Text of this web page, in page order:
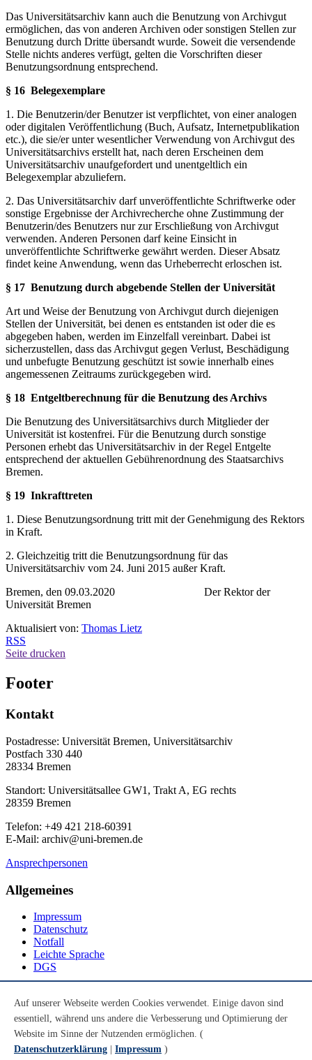
Das Universitätsarchiv kann auch die Benutzung von Archivgut
ermöglichen, das von anderen Archiven oder sonstigen Stellen zur
Benutzung durch Dritte übersandt wurde. Soweit die versendende
Stelle nichts anderes verfügt, gelten die Vorschriften dieser
Benutzungsordnung entsprechend.
§ 16 Belegexemplare
1. Die Benutzerin/der Benutzer ist verpflichtet, von einer analogen
oder digitalen Veröffentlichung (Buch, Aufsatz, Internetpublikation
etc.), die sie/er unter wesentlicher Verwendung von Archivgut des
Universitätsarchivs erstellt hat, nach deren Erscheinen dem
Universitätsarchiv unaufgefordert und unentgeltlich ein
Belegexemplar abzuliefern.
2. Das Universitätsarchiv darf unveröffentlichte Schriftwerke oder
sonstige Ergebnisse der Archivrecherche ohne Zustimmung der
Benutzerin/des Benutzers nur zur Erschließung von Archivgut
verwenden. Anderen Personen darf keine Einsicht in
unveröffentlichte Schriftwerke gewährt werden. Dieser Absatz
findet keine Anwendung, wenn das Urheberrecht erloschen ist.
§ 17 Benutzung durch abgebende Stellen der Universität
Art und Weise der Benutzung von Archivgut durch diejenigen
Stellen der Universität, bei denen es entstanden ist oder die es
abgegeben haben, werden im Einzelfall vereinbart. Dabei ist
sicherzustellen, dass das Archivgut gegen Verlust, Beschädigung
und unbefugte Benutzung geschützt ist sowie innerhalb eines
angemessenen Zeitraums zurückgegeben wird.
§ 18 Entgeltberechnung für die Benutzung des Archivs
Die Benutzung des Universitätsarchivs durch Mitglieder der
Universität ist kostenfrei. Für die Benutzung durch sonstige
Personen erhebt das Universitätsarchiv in der Regel Entgelte
entsprechend der aktuellen Gebührenordnung des Staatsarchivs
Bremen.
§ 19 Inkrafttreten
1. Diese Benutzungsordnung tritt mit der Genehmigung des Rektors
in Kraft.
2. Gleichzeitig tritt die Benutzungsordnung für das
Universitätsarchiv vom 24. Juni 2015 außer Kraft.
Bremen, den 09.03.2020 Der Rektor der
Universität Bremen
Aktualisiert von: Thomas Lietz
RSS
Seite drucken
Footer
Kontakt
Postadresse: Universität Bremen, Universitätsarchiv
Postfach 330 440
28334 Bremen
Standort: Universitätsallee GW1, Trakt A, EG rechts
28359 Bremen
Telefon: +49 421 218-60391
E-Mail: archiv@uni-bremen.de
Ansprechpersonen
Allgemeines
Impressum
Datenschutz
Notfall
Leichte Sprache
DGS
Youtube
Instagram
LinkedIn
Auf unserer Webseite werden Cookies verwendet. Einige davon sind
essentiell, während uns andere die Verbesserung und Optimierung der
Website im Sinne der Nutzenden ermöglichen. (
Datenschutzerklärung
Impressum )